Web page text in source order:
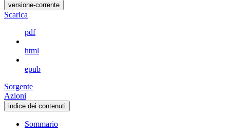
versione-corrente
Scarica
pdf
html
epub
Sorgente
Azioni
indice dei contenuti
Sommario